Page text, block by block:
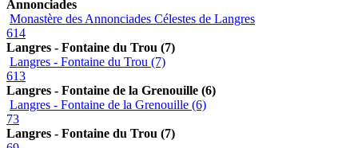
Annonciades
Monastère des Annonciades Célestes de Langres
614
Langres - Fontaine du Trou (7)
Langres - Fontaine du Trou (7)
613
Langres - Fontaine de la Grenouille (6)
Langres - Fontaine de la Grenouille (6)
73
Langres - Fontaine du Trou (7)